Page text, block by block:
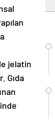
jelatin
Gıda